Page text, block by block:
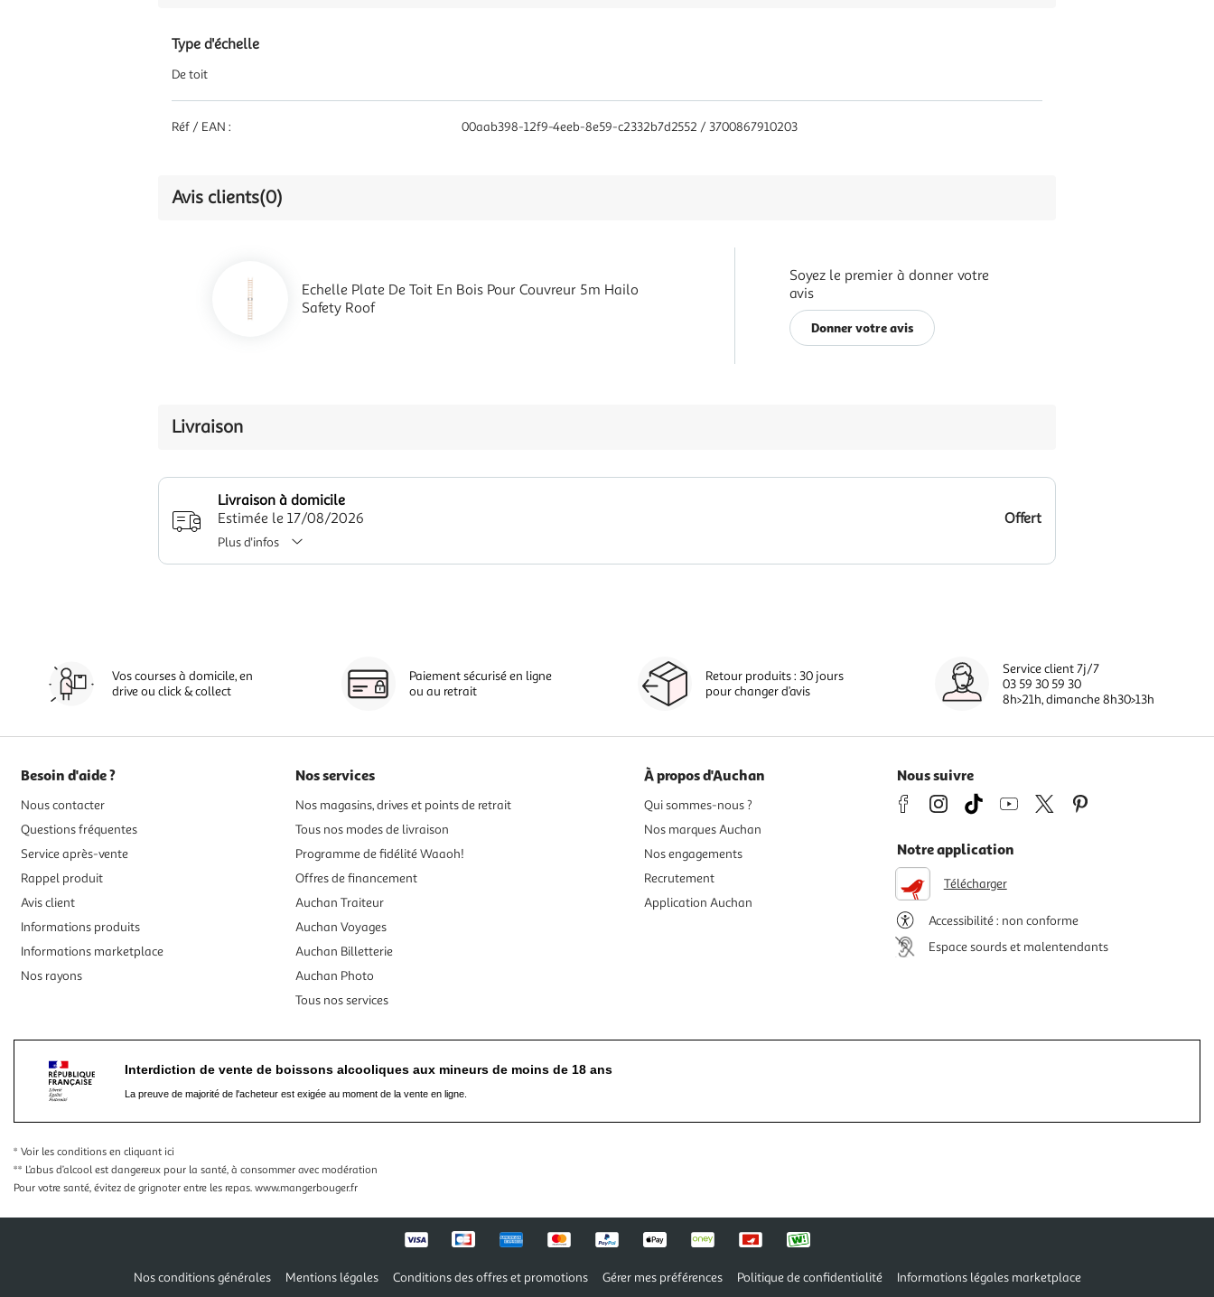
Type d'échelle
De toit
Réf / EAN : 00aab398-12f9-4eeb-8e59-c2332b7d2552 / 3700867910203
Avis clients(0)
Echelle Plate De Toit En Bois Pour Couvreur 5m Hailo
Safety Roof
Soyez le premier à donner votre
avis
Donner votre avis
Livraison
Livraison à domicile
Estimée le 17/08/2026
Offert
Plus d'infos
Vos courses à domicile, en
drive ou click & collect
Paiement sécurisé en ligne
ou au retrait
Retour produits : 30 jours
pour changer d’avis
Service client 7j/7
03 59 30 59 30
8h>21h, dimanche 8h30>13h
Besoin d'aide ?
Nous contacter
Questions fréquentes
Service après-vente
Rappel produit
Avis client
Informations produits
Informations marketplace
Nos rayons
Nos services
Nos magasins, drives et points de retrait
Tous nos modes de livraison
Programme de fidélité Waaoh!
Offres de financement
Auchan Traiteur
Auchan Voyages
Auchan Billetterie
Auchan Photo
Tous nos services
À propos d'Auchan
Qui sommes-nous ?
Nos marques Auchan
Nos engagements
Recrutement
Application Auchan
Nous suivre
Notre application
Télécharger
Accessibilité : non conforme
Espace sourds et malentendants
Interdiction de vente de boissons alcooliques aux mineurs de moins de 18 ans
La preuve de majorité de l'acheteur est exigée au moment de la vente en ligne.
* Voir les conditions en cliquant ici
** L’abus d’alcool est dangereux pour la santé, à consommer avec modération
Pour votre santé, évitez de grignoter entre les repas. www.mangerbouger.fr
Nos conditions générales Mentions légales Conditions des offres et promotions Gérer mes préférences Politique de confidentialité Informations légales marketplace